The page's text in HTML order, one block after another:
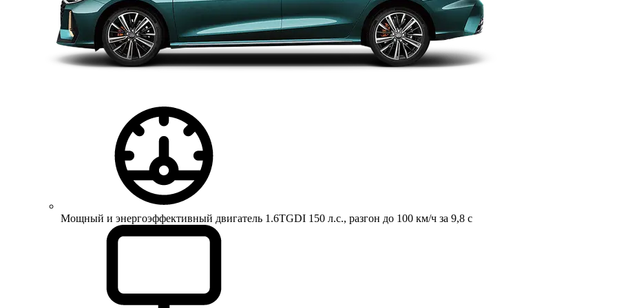
Мощный и энергоэффективный двигатель 1.6TGDI 150 л.с., разгон до 100 км/ч за 9,8 с